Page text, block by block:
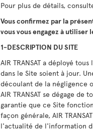
Pour plus de détails,
Vous confirmez par la
vous vous engagez à
1-DESCRIPTION DU SITE
AIR TRANSAT a déployé
dans le Site soient à jour.
découlant de la négligence
AIR TRANSAT se dégage
garantie que ce Site
façon générale, AIR
l'actualité de l'information